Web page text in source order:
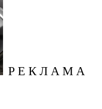
Р Е К Л А М А